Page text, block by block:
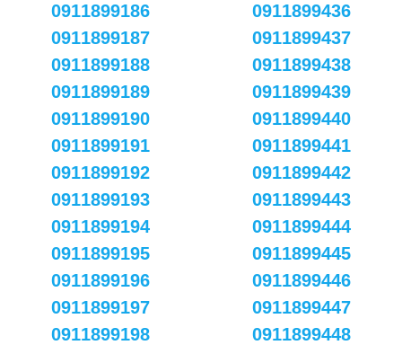
0911899186
0911899187
0911899188
0911899189
0911899190
0911899191
0911899192
0911899193
0911899194
0911899195
0911899196
0911899197
0911899198
0911899436
0911899437
0911899438
0911899439
0911899440
0911899441
0911899442
0911899443
0911899444
0911899445
0911899446
0911899447
0911899448